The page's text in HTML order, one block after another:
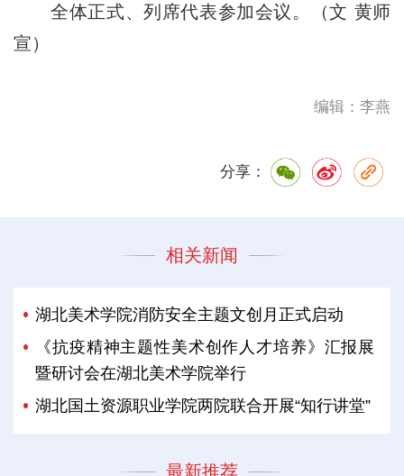
全体正式、列席代表参加会议。（文 黄师
宣）
编辑：李燕
分享：
相关新闻
湖北美术学院消防安全主题文创月正式启动
《抗疫精神主题性美术创作人才培养》汇报展
暨研讨会在湖北美术学院举行
湖北国土资源职业学院两院联合开展“知行讲堂”
最新推荐